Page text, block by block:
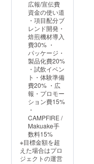
スティ
ナブルT
シャツ
をお送
り致し
ます。
サイズ
はM、
L、
XL サ
イズの
みご指
定いた
デザイ
ンはラ
ンダム
になり
ます。
消臭・
広報/宣伝費
資金の使い道
・項目配分ブ
レンド開発・
焙煎機材導入
費30% ・
パッケージ・
製品化費20%
・試飲イベン
ト・体験準備
費20% ・広
報・プロモー
ション費15%
・
CAMPFIRE /
Makuake手
数料15%
※目標金額を超
えた場合はプロ
ジェクトの運営